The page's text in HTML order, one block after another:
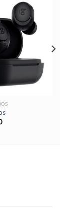
Huidige